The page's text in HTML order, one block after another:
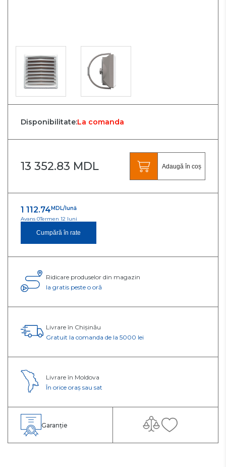
Disponibilitate:La comanda
13 352.83 MDL Adaugă în coș
1 112.74 MDL/lună
Avans 0Termen 12 luni
Cumpără în rate
Ridicare produselor din magazin
Ia gratis peste o oră
Livrare în Chișinău
Gratuit la comanda de la 5000 lei
Livrare în Moldova
În orice oraș sau sat
Garanție